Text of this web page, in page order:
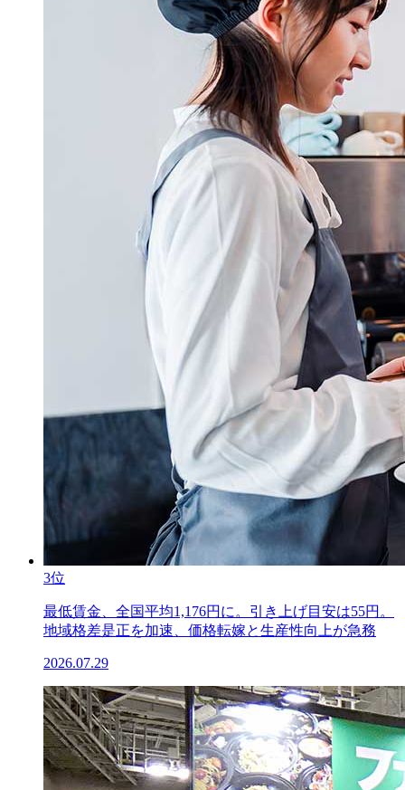
3位
最低賃金、全国平均1,176円に。引き上げ目安は55円。
地域格差是正を加速、価格転嫁と生産性向上が急務
2026.07.29